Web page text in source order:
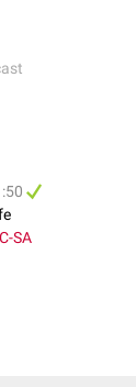
SA